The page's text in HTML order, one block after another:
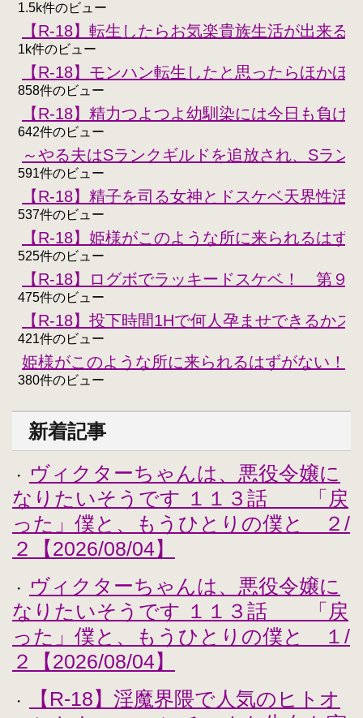
1.5k件のビュー
【R-18】転生したらお気楽貴族生活が出来
1k件のビュー
【R-18】モンハン転生したと思ったらほかほ
858件のビュー
【R-18】精力つよつよ幼馴染には今日も負け
642件のビュー
～やる夫はSランクギルドを追放され、Sラン
591件のビュー
【R-18】精子を司る女神とドスケベ天界性活
537件のビュー
【R-18】姫様がこのような所に来られるはず
525件のビュー
【R-18】ログボでラッキードスケベ！ 第９
475件のビュー
【R-18】投下時間1Hで何人孕ませできるか
421件のビュー
姫様がこのような所に来られるはずがない！
380件のビュー
新着記事
・
ヴィクターちゃんは、悪役令嬢に
なりたいそうです １１３話 「戻
った」僕と、もうひとりの僕と ２/
２【2026/08/04】
・
ヴィクターちゃんは、悪役令嬢に
なりたいそうです １１３話 「戻
った」僕と、もうひとりの僕と １/
２【2026/08/04】
・
【R-18】淫魔界隈で人気のヒトオ